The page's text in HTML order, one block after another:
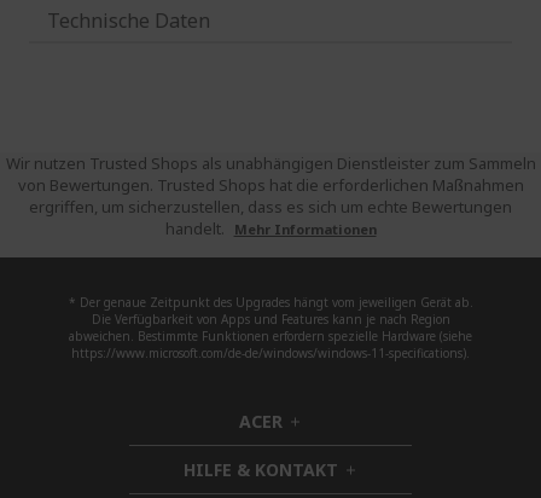
Technische Daten
Wir nutzen Trusted Shops als unabhängigen Dienstleister zum Sammeln
von Bewertungen. Trusted Shops hat die erforderlichen Maßnahmen
ergriffen, um sicherzustellen, dass es sich um echte Bewertungen
handelt.
Mehr Informationen
* Der genaue Zeitpunkt des Upgrades hängt vom jeweiligen Gerät ab.
Die Verfügbarkeit von Apps und Features kann je nach Region
abweichen. Bestimmte Funktionen erfordern spezielle Hardware (siehe
https://www.microsoft.com/de-de/windows/windows-11-specifications).
ACER h
i
d
HILFE & KONTAKT h